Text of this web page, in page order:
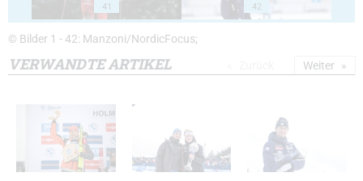
41 42
© Bilder 1 - 42: Manzoni/NordicFocus;
VERWANDTE ARTIKEL Weiter